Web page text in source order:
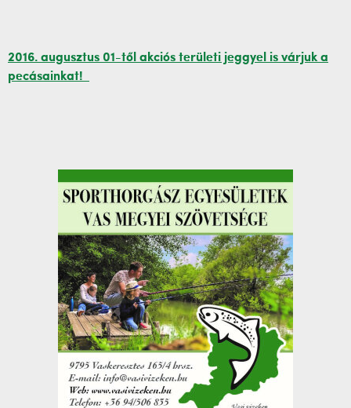
2016. augusztus 01-től akciós területi jeggyel is várjuk a
pecásainkat!